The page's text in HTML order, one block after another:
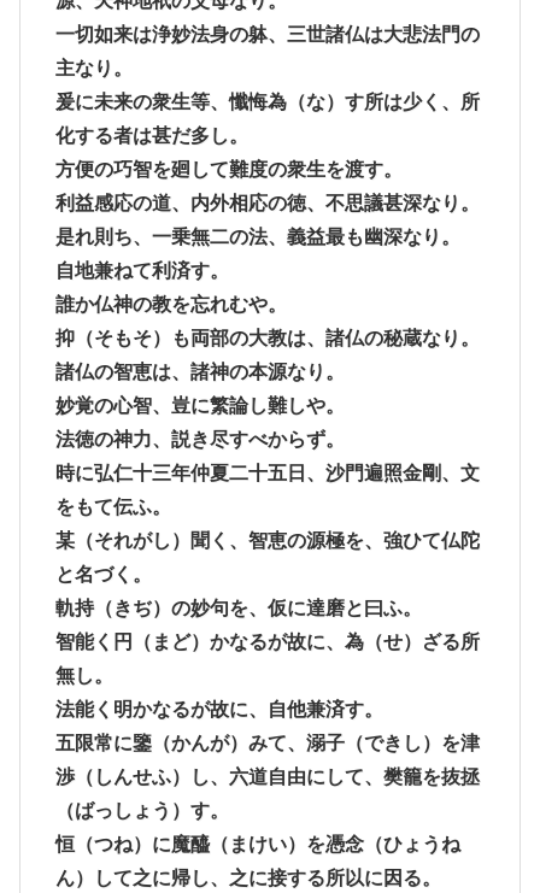
一切如来は浄妙法身の躰、三世諸仏は大悲法門の
主なり。
爰に未来の衆生等、懺悔為（な）す所は少く、所
化する者は甚だ多し。
方便の巧智を廻して難度の衆生を渡す。
利益感応の道、内外相応の徳、不思議甚深なり。
是れ則ち、一乗無二の法、義益最も幽深なり。
自地兼ねて利済す。
誰か仏神の教を忘れむや。
抑（そもそ）も両部の大教は、諸仏の秘蔵なり。
諸仏の智恵は、諸神の本源なり。
妙覚の心智、豈に繁論し難しや。
法徳の神力、説き尽すべからず。
時に弘仁十三年仲夏二十五日、沙門遍照金剛、文
をもて伝ふ。
某（それがし）聞く、智恵の源極を、強ひて仏陀
と名づく。
軌持（きぢ）の妙句を、仮に達磨と曰ふ。
智能く円（まど）かなるが故に、為（せ）ざる所
無し。
法能く明かなるが故に、自他兼済す。
五限常に鑒（かんが）みて、溺子（できし）を津
渉（しんせふ）し、六道自由にして、樊籠を抜拯
（ばっしょう）す。
恒（つね）に魔醯（まけい）を憑念（ひょうね
ん）して之に帰し、之に接する所以に因る。